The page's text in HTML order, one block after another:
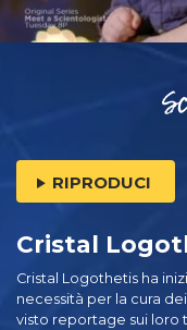
RIPRODUCI
Cristal
Cristal Logothetis ha
necessità per la cura
visto reportage sui loro